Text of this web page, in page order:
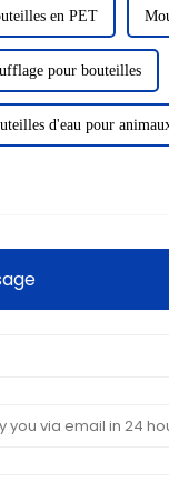
en PET
pour bouteilles
d'eau pour